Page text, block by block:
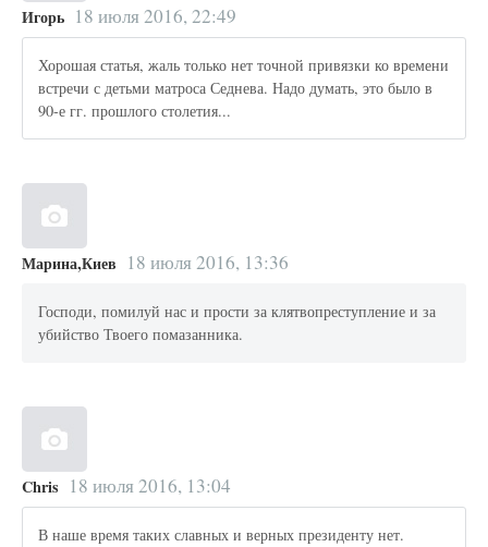
Игорь 18 июля 2016, 22:49
Хорошая статья, жаль только нет точной привязки ко времени
встречи с детьми матроса Седнева. Надо думать, это было в
90-е гг. прошлого столетия...
Марина,Киев 18 июля 2016, 13:36
Господи, помилуй нас и прости за клятвопреступление и за
убийство Твоего помазанника.
Chris 18 июля 2016, 13:04
В наше время таких славных и верных президенту нет.